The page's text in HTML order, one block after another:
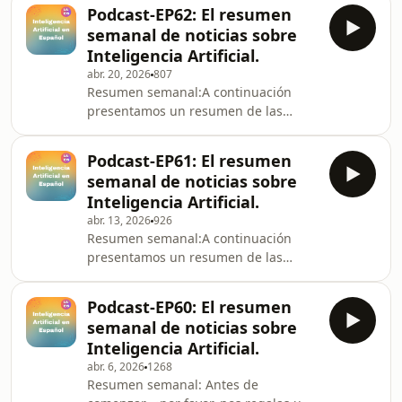
alcanzó una valoración cercana
Con fanaticca, tu comunidad no solo
te apoya… ¡te impulsa! Lanza
campañas, conecta con seguidores
reales y transforma el fandom en
resultados.Recauda fondos de forma
segura, conecta con personas que
creen en tu visión y lleva tu iniciativa
al siguiente nivel desde cualquier
Podcast-EP62: El resumen
semanal de noticias sobre
Inteligencia Artificial.
abr. 20, 2026807
Resumen semanal:A continuación
presentamos un resumen de las
de Anthropic* Anthropic lanzó Claude
Design, una herramienta
experimental que permite crear
prototipos, presentaciones y sitios
web mediante lenguaje natural,
compitiendo directamente con Figma
y Adobe.* El sistema puede aprender
la identidad visual de una empresa
analizan
Podcast-EP61: El resumen
semanal de noticias sobre
Inteligencia Artificial.
abr. 13, 2026926
Resumen semanal:A continuación
presentamos un resumen de las
una IA con capacidades de hackeo*
Anthropic desarrolló Claude Mythos
Preview, un modelo tan potente para
explotar vulnerabilidades
informáticas (incluyendo fallos de
Podcast-EP60: El resumen
semanal de noticias sobre
Inteligencia Artificial.
abr. 6, 2026 1268
Resumen semanal: Antes de